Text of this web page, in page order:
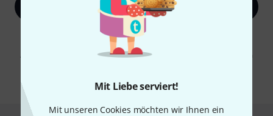
Mit Liebe serviert!
Mit unseren Cookies möchten wir Ihnen ein
Jetzt anmelden
Mit Klick auf „Jetzt anmelden“ stimmen Sie dem Erhalt von E-Mail-
Werbung und einer Messung des E-Mail-Nutzungsverhaltens zu. Die
Abmeldung ist jederzeit möglich. Weitere Informationen finden Sie in
* Pflichtfeld